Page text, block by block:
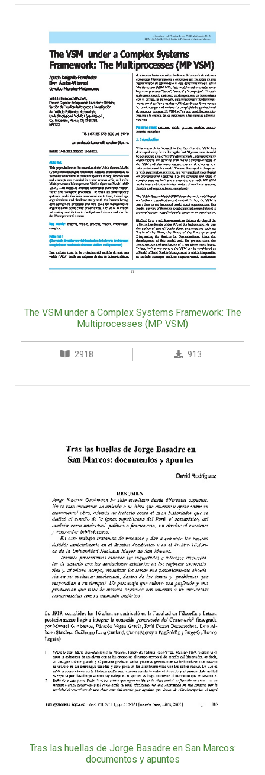
The VSM under a Complex Systems Framework: The
Multiprocesses (MP VSM)
2918 913
Tras las huellas de Jorge Basadre en San Marcos:
documentos y apuntes